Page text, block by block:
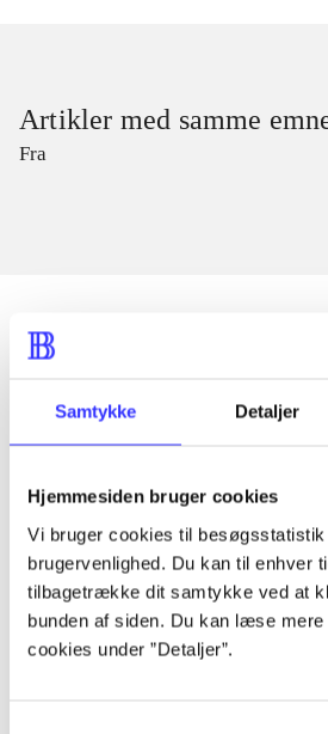
Samtykke Detaljer
Hjemmesiden bruger cookies
Vi bruger cookies til
brugervenlighed. Du kan til enhver
tilbagetrække dit samtykke ved at
bunden af siden. Du kan læse
cookies under ”Detaljer”.
Artikler med samme
Fra
Alle registrerede artikler fordelt på
...
...
...